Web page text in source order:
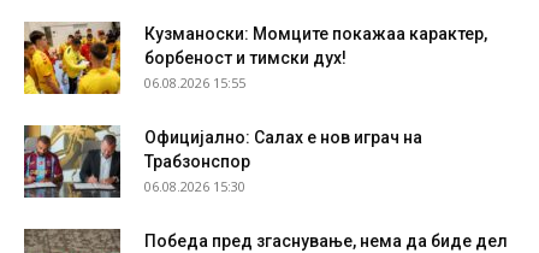
Кузманоски: Момците покажаа карактер,
борбеност и тимски дух!
06.08.2026 15:55
Официјално: Салах е нов играч на
Трабзонспор
06.08.2026 15:30
Победа пред згаснување, нема да биде дел